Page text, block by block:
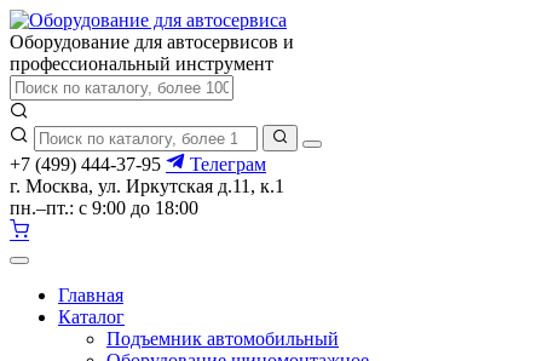
Оборудование для автосервисов и
профессиональный инструмент
+7 (499) 444-37-95
Телеграм
г. Москва, ул. Иркутская д.11, к.1
пн.–пт.: с 9:00 до 18:00
Главная
Каталог
Подъемник автомобильный